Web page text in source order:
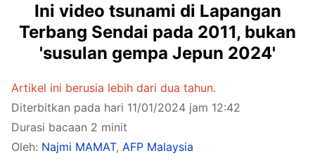
Ini video tsunami di Lapangan
Terbang Sendai pada 2011, bukan
'susulan gempa Jepun 2024'
Artikel ini berusia lebih dari dua tahun.
Diterbitkan pada hari 11/01/2024 jam 12:42
Durasi bacaan 2 minit
Oleh: Najmi MAMAT, AFP Malaysia